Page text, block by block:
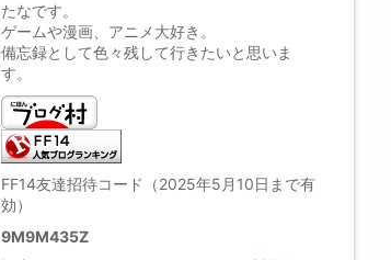
たなです。
ゲームや漫画、アニメ大好き。
備忘録として色々残して行きたいと思いま
す。
FF14友達招待コード（2025年5月10日まで有
効）
9M9M435Z